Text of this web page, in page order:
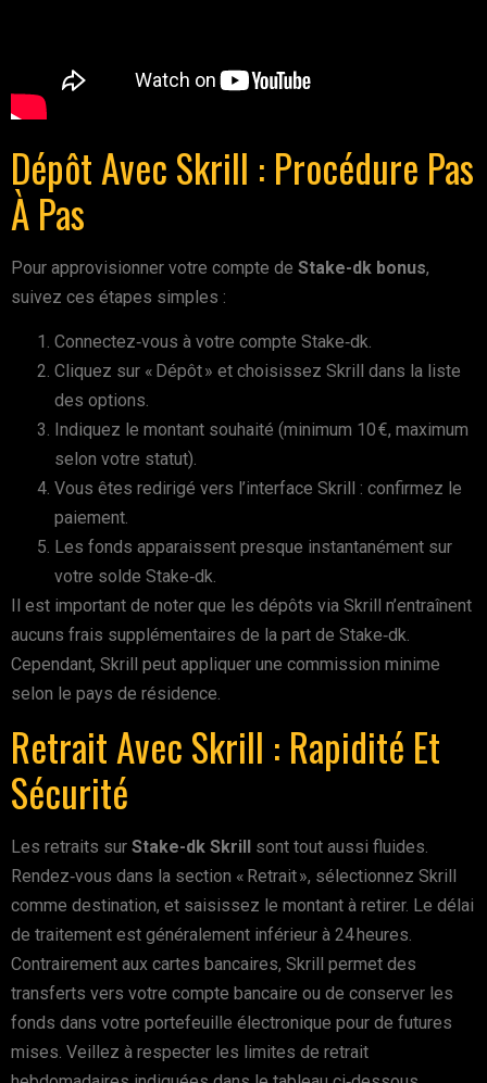
Dépôt Avec Skrill : Procédure Pas
À Pas
Pour approvisionner votre compte de Stake-dk bonus,
suivez ces étapes simples :
Connectez‑vous à votre compte Stake‑dk.
Cliquez sur « Dépôt » et choisissez Skrill dans la liste
des options.
Indiquez le montant souhaité (minimum 10 €, maximum
selon votre statut).
Vous êtes redirigé vers l’interface Skrill : confirmez le
paiement.
Les fonds apparaissent presque instantanément sur
votre solde Stake‑dk.
Il est important de noter que les dépôts via Skrill n’entraînent
aucuns frais supplémentaires de la part de Stake‑dk.
Cependant, Skrill peut appliquer une commission minime
selon le pays de résidence.
Retrait Avec Skrill : Rapidité Et
Sécurité
Les retraits sur Stake-dk Skrill
sont tout aussi fluides.
Rendez‑vous dans la section « Retrait », sélectionnez Skrill
comme destination, et saisissez le montant à retirer. Le délai
de traitement est généralement inférieur à 24 heures.
Contrairement aux cartes bancaires, Skrill permet des
transferts vers votre compte bancaire ou de conserver les
fonds dans votre portefeuille électronique pour de futures
mises. Veillez à respecter les limites de retrait